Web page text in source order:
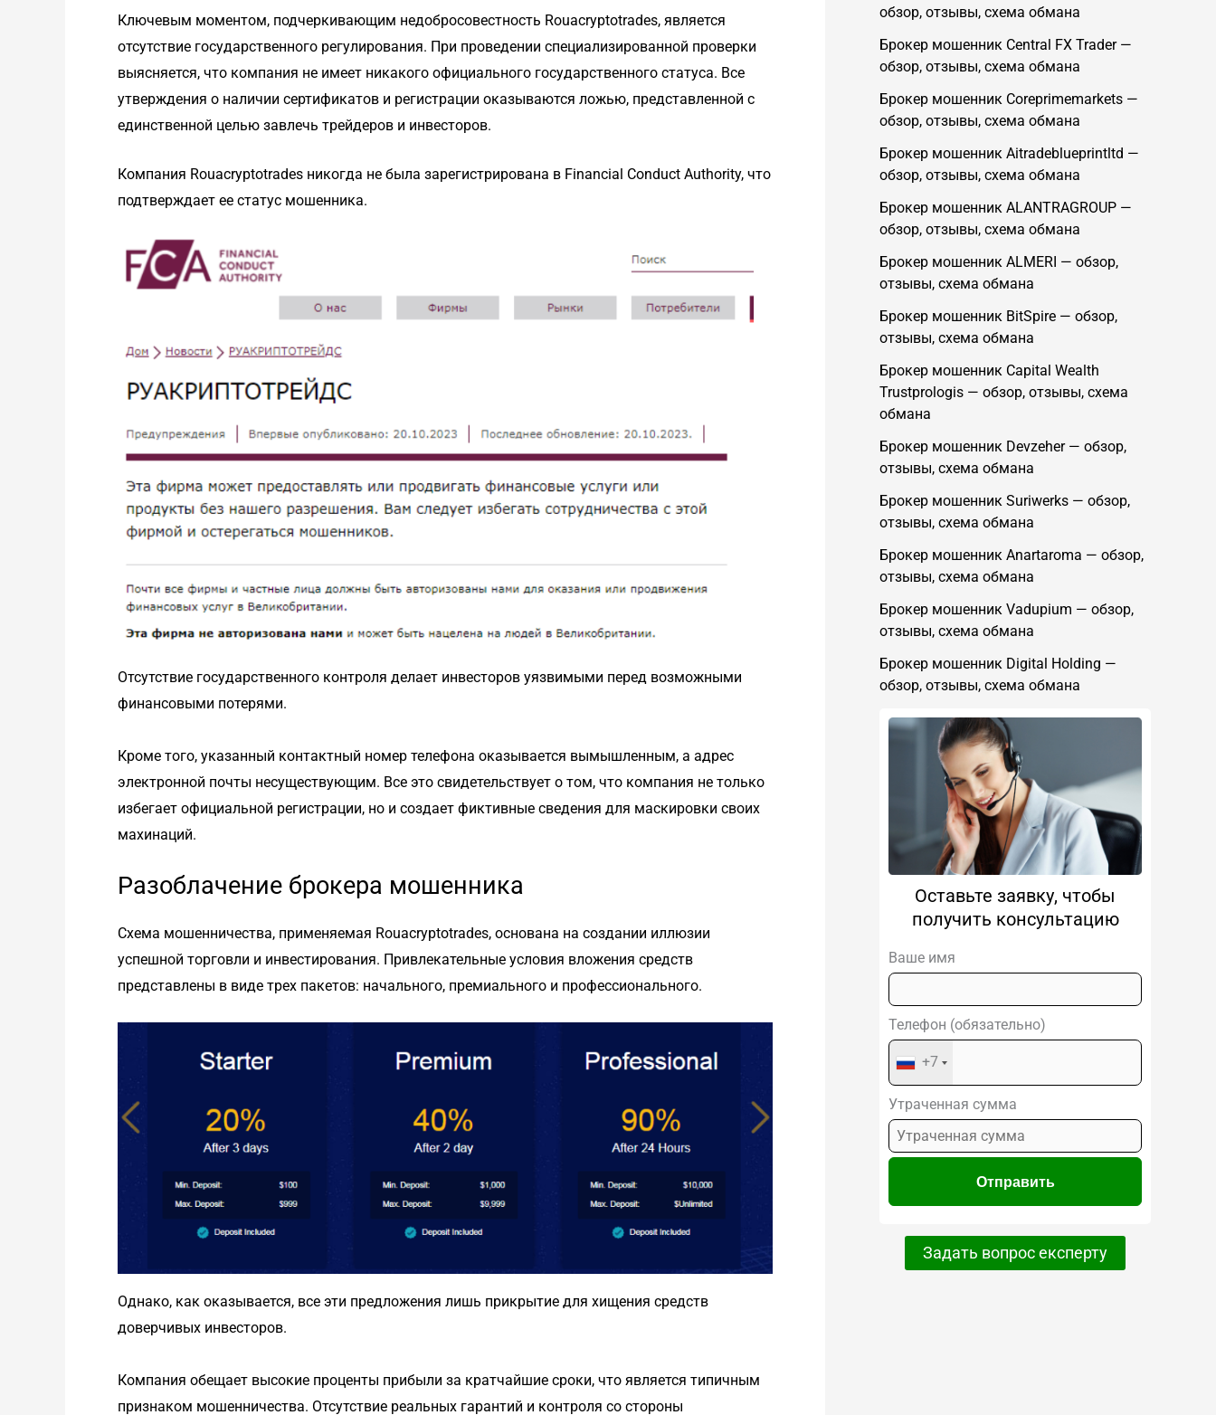
Ключевым моментом, подчеркивающим недобросовестность Rouacryptotrades, является
отсутствие государственного регулирования. При проведении специализированной проверки
выясняется, что компания не имеет никакого официального государственного статуса. Все
утверждения о наличии сертификатов и регистрации оказываются ложью, представленной с
единственной целью завлечь трейдеров и инвесторов.
Компания Rouacryptotrades никогда не была зарегистрирована в Financial Conduct Authority, что
подтверждает ее статус мошенника.
Отсутствие государственного контроля делает инвесторов уязвимыми перед возможными
финансовыми потерями.
Кроме того, указанный контактный номер телефона оказывается вымышленным, а адрес
электронной почты несуществующим. Все это свидетельствует о том, что компания не только
избегает официальной регистрации, но и создает фиктивные сведения для маскировки своих
махинаций.
Разоблачение брокера мошенника
Схема мошенничества, применяемая Rouacryptotrades, основана на создании иллюзии
успешной торговли и инвестирования. Привлекательные условия вложения средств
представлены в виде трех пакетов: начального, премиального и профессионального.
Однако, как оказывается, все эти предложения лишь прикрытие для хищения средств
доверчивых инвесторов.
Компания обещает высокие проценты прибыли за кратчайшие сроки, что является типичным
признаком мошенничества. Отсутствие реальных гарантий и контроля со стороны
обзор, отзывы, схема обмана
Брокер мошенник Central FX Trader —
обзор, отзывы, схема обмана
Брокер мошенник Coreprimemarkets —
обзор, отзывы, схема обмана
Брокер мошенник Aitradeblueprintltd —
обзор, отзывы, схема обмана
Брокер мошенник ALANTRAGROUP —
обзор, отзывы, схема обмана
Брокер мошенник ALMERI — обзор,
отзывы, схема обмана
Брокер мошенник BitSpire — обзор,
отзывы, схема обмана
Брокер мошенник Capital Wealth
Trustprologis — обзор, отзывы, схема
обмана
Брокер мошенник Devzeher — обзор,
отзывы, схема обмана
Брокер мошенник Suriwerks — обзор,
отзывы, схема обмана
Брокер мошенник Anartaroma — обзор,
отзывы, схема обмана
Брокер мошенник Vadupium — обзор,
отзывы, схема обмана
Брокер мошенник Digital Holding —
обзор, отзывы, схема обмана
Оставьте заявку, чтобы
получить консультацию
Ваше имя
Телефон (обязательно)
+7
Утраченная сумма
Задать вопрос експерту